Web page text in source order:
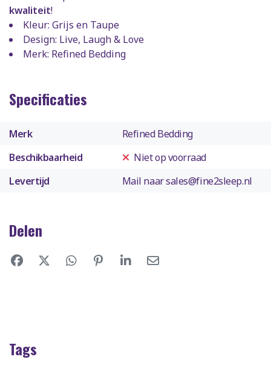
kwaliteit!
Kleur: Grijs en Taupe
Design: Live, Laugh & Love
Merk: Refined Bedding
Specificaties
Merk
Refined Bedding
Beschikbaarheid
Niet op voorraad
Levertijd
Mail naarsales@fine2sleep.nl
Delen
Tags